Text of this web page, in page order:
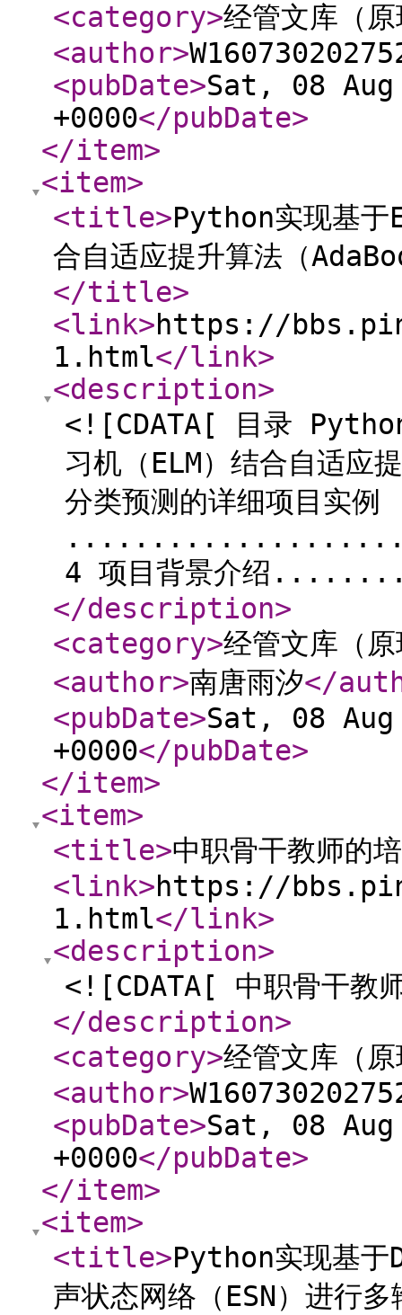
<category>经管文库（
<author>
<pubDate>Sat, 08
+0000</pubDate>
</item>
<item>
<title>Python实现基于
合自适应提升算法（
</title>
<link>https://
1.html</link>
<description>
<![CDATA[ 目录
习机（ELM）结合自适应
分类预测的详细项目实例
4 项目背景介绍
</description>
<category>经管文库（
<author>南唐雨汐</
<pubDate>Sat, 08
+0000</pubDate>
</item>
<item>
<title>中职骨干教师的
<link>https://
1.html</link>
<description>
<![CDATA[ 中职骨干教
</description>
<category>经管文库（
<author>
<pubDate>Sat, 08
+0000</pubDate>
</item>
<item>
<title>Python实现基于
声状态网络（ESN）进行